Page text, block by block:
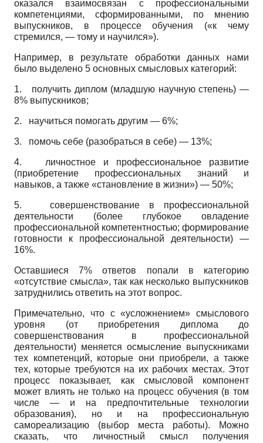
оказался взаимосвязан с профессиональными
компетенциями, сформированными, по мнению
выпускников, в процессе обучения («к чему
стремился, — тому и научился»).
Например, в результате обработки данных нами
было выделено 5 основных смысловых категорий:
1. получить диплом (младшую научную степень) —
8% выпускников;
2. научиться помогать другим — 6%;
3. помочь себе (разобраться в себе) — 13%;
4. личностное и профессиональное развитие
(приобретение профессиональных знаний и
навыков, а также «становление в жизни») — 50%;
5. совершенствование в профессиональной
деятельности (более глубокое овладение
профессиональной компетентностью; формирование
готовности к профессиональной деятельности) —
16%.
Оставшиеся 7% ответов попали в категорию
«отсутствие смысла», так как несколько выпускников
затруднились ответить на этот вопрос.
Примечательно, что с «усложнением» смыслового
уровня (от приобретения диплома до
совершенствования в профессиональной
деятельности) меняется осмысление выпускниками
тех компетенций, которые они приобрели, а также
тех, которые требуются на их рабочих местах. Этот
процесс показывает, как смысловой компонент
может влиять не только на процесс обучения (в том
числе — и на предпочтительные технологии
образования), но и на профессиональную
самореализацию (выбор места работы). Можно
сказать, что личностный смысл получения